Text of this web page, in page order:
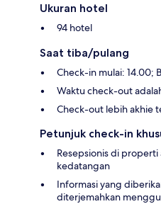
Ukuran hotel
94 hotel
Saat tiba/pulang
Check-in mulai: 14.00;
Waktu check-out
Check-out lebih akhie
Petunjuk check-in
Resepsionis di
kedatangan
Informasi yang
diterjemahkan